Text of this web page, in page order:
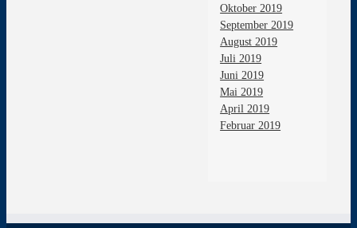
Oktober 2019
September 2019
August 2019
Juli 2019
Juni 2019
Mai 2019
April 2019
Februar 2019